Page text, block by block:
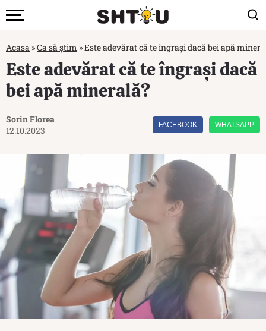
Acasa »Ca să știm »Este adevărat că te îngrași dacă bei apă
Este adevărat că te îngrași dacă
bei apă minerală?
Sorin Florea
12.10.2023
FACEBOOK WHATSAPP